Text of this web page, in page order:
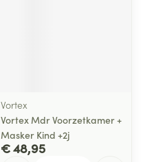
Vortex
Vortex Mdr Voorzetkamer +
Masker Kind +2j
€ 48,95